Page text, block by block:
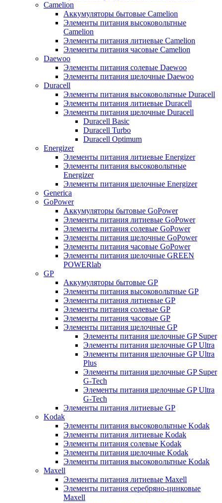
Camelion
Аккумуляторы бытовые Camelion
Элементы питания высоковольтные
Camelion
Элементы питания литиевые Camelion
Элементы питания часовые Camelion
Daewoo
Элементы питания солевые Daewoo
Элементы питания щелочные Daewoo
Duracell
Элементы питания высоковольтные Duracell
Элементы питания литиевые Duracell
Элементы питания щелочные Duracell
Duracell Basic
Duracell Turbo
Duracell Optimum
Energizer
Элементы питания литиевые Energizer
Элементы питания высоковольтные
Energizer
Элементы питания щелочные Energizer
Generica
GoPower
Аккумуляторы бытовые GoPower
Элементы питания литиевые GoPower
Элементы питания солевые GoPower
Элементы питания щелочные GoPower
Элементы питания часовые GoPower
Элементы питания щелочные GREEN
POWERlab
GP
Аккумуляторы бытовые GP
Элементы питания высоковольтные GP
Элементы питания литиевые GP
Элементы питания солевые GP
Элементы питания часовые GP
Элементы питания щелочные GP
Элементы питания щелочные GP Super
Элементы питания щелочные GP Ultra
Элементы питания щелочные GP Ultra
Plus
Элементы питания щелочные GP Super
G-Tech
Элементы питания щелочные GP Ultra
G-Tech
Элементы питания литиевые GP
Kodak
Элементы питания высоковольтные Kodak
Элементы питания литиевые Kodak
Элементы питания солевые Kodak
Элементы питания щелочные Kodak
Элементы питания высоковольтные Kodak
Maxell
Элементы питания литиевые Maxell
Элементы питания серебряно-цинковые
Maxell